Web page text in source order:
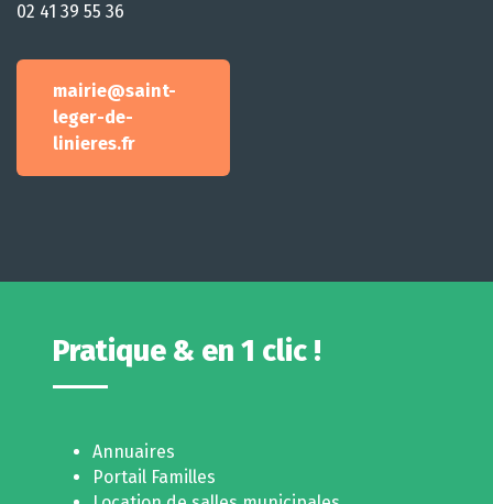
02 41 39 55 36
mairie@saint-
leger-de-
linieres.fr
Pratique & en 1 clic !
Annuaires
Portail Familles